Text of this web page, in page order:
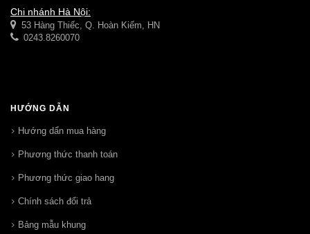
Chi nhánh Hà Nội:
53 Hàng Thiếc, Q. Hoàn Kiếm, HN
0243.8260070
HƯỚNG DẪN
Hướng dẩn mua hàng
Phương thức thanh toán
Phương thức giao hang
Chính sách đổi trả
Bảng mẫu khung